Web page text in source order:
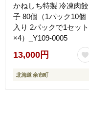
かねしち特製 冷凍肉餃
子 80個（1パック10個
入り 2パックで1セット
×4）_Y109-0005
13,000円
北海道 余市町